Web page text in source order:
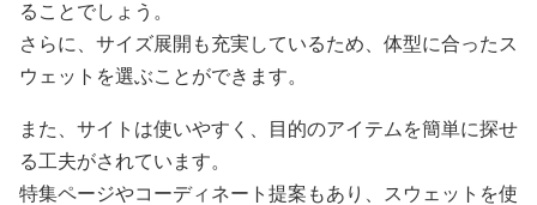
ることでしょう。
さらに、サイズ展開も充実しているため、体型に合ったス
ウェットを選ぶことができます。
また、サイトは使いやすく、目的のアイテムを簡単に探せ
る工夫がされています。
特集ページやコーディネート提案もあり、スウェットを使